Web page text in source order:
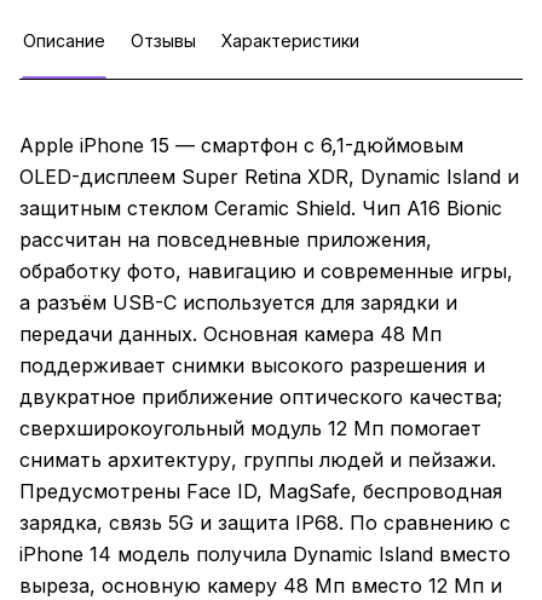
Описание Отзывы Характеристики
Apple iPhone 15 — смартфон с 6,1-дюймовым
OLED-дисплеем Super Retina XDR, Dynamic Island и
защитным стеклом Ceramic Shield. Чип A16 Bionic
рассчитан на повседневные приложения,
обработку фото, навигацию и современные игры,
а разъём USB-C используется для зарядки и
передачи данных. Основная камера 48 Мп
поддерживает снимки высокого разрешения и
двукратное приближение оптического качества;
сверхширокоугольный модуль 12 Мп помогает
снимать архитектуру, группы людей и пейзажи.
Предусмотрены Face ID, MagSafe, беспроводная
зарядка, связь 5G и защита IP68. По сравнению с
iPhone 14 модель получила Dynamic Island вместо
выреза, основную камеру 48 Мп вместо 12 Мп и